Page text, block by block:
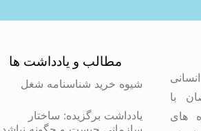
با
های
مطالب و یادداشت ها
شیوه خرید شناسنامه شغل
یادداشت برگزیده: ساختار